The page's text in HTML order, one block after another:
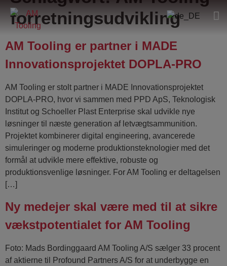
forretningsudvikling
AM Tooling er partner i MADE
Innovationsprojektet DOPLA-PRO
AM Tooling er stolt partner i MADE Innovationsprojektet
DOPLA-PRO, hvor vi sammen med PPD ApS, Teknologisk
Institut og Schoeller Plast Enterprise skal udvikle nye
løsninger til næste generation af letvægtsammunition.
Projektet kombinerer digital engineering, avancerede
simuleringer og moderne produktionsteknologier med det
formål at udvikle mere effektive, robuste og
produktionsvenlige løsninger. For AM Tooling er deltagelsen
[…]
Ny medejer skal være med til at sikre
vækstpotentialet for AM Tooling
Foto: Mads Bordinggaard AM Tooling A/S sælger 33 procent
af aktierne til Profound Partners A/S for at underbygge en